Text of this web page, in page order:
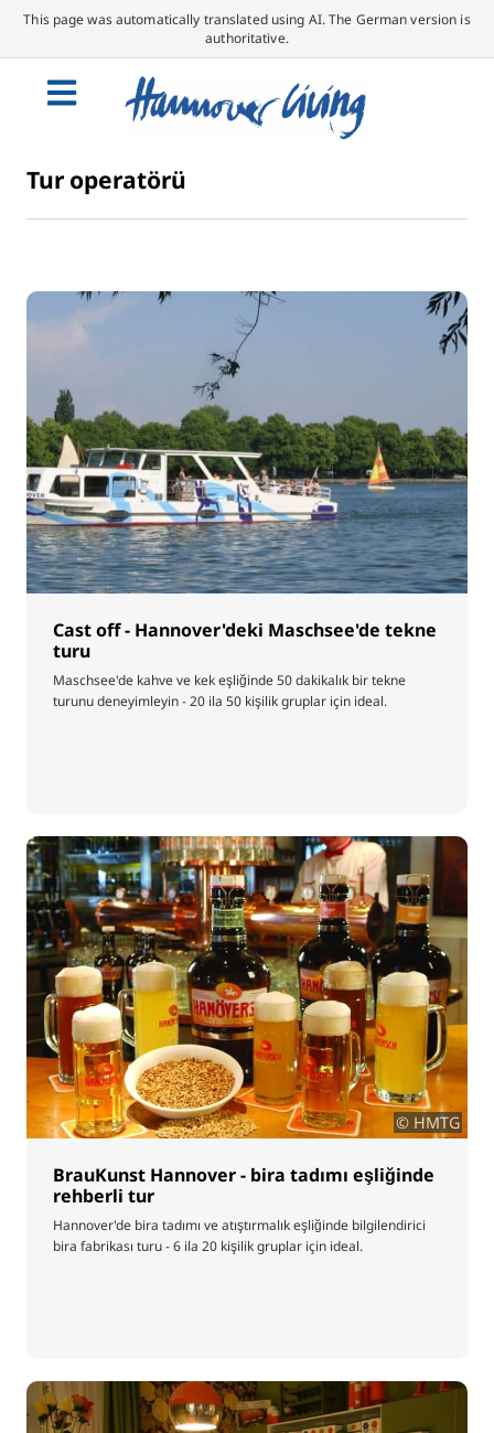
This page was automatically translated using AI. The German version is
authoritative.
Tur operatörü
Cast off - Hannover'deki Maschsee'de tekne
turu
Maschsee'de kahve ve kek eşliğinde 50 dakikalık bir tekne
turunu deneyimleyin - 20 ila 50 kişilik gruplar için ideal.
© HMTG
BrauKunst Hannover - bira tadımı eşliğinde
rehberli tur
Hannover'de bira tadımı ve atıştırmalık eşliğinde bilgilendirici
bira fabrikası turu - 6 ila 20 kişilik gruplar için ideal.